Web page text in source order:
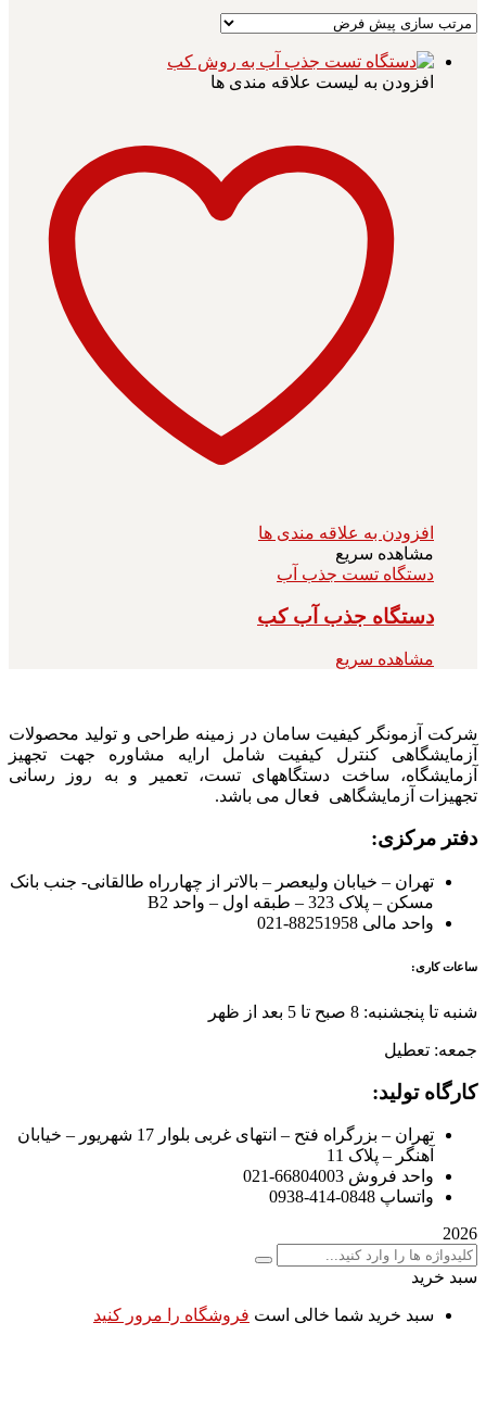
افزودن به لیست علاقه مندی ها
افزودن به علاقه مندی ها
مشاهده سریع
دستگاه تست جذب آب
دستگاه جذب آب کب
مشاهده سریع
شرکت آزمونگر کیفیت سامان در زمینه طراحی و تولید محصولات
آزمایشگاهی کنترل کیفیت شامل ارایه مشاوره جهت تجهیز
آزمایشگاه، ساخت دستگاههای تست، تعمیر و به روز رسانی
تجهیزات آزمایشگاهی فعال می باشد.
دفتر مرکزی:
تهران – خیابان ولیعصر – بالاتر از چهارراه طالقانی- جنب بانک
مسکن – پلاک 323 – طبقه اول – واحد B2
واحد مالی 88251958-021
ساعات کاری:
شنبه تا پنجشنبه: 8 صبح تا 5 بعد از ظهر
جمعه: تعطیل
کارگاه تولید:
تهران – بزرگراه فتح – انتهای غربی بلوار 17 شهریور – خیابان
آهنگر – پلاک 11
واحد فروش 66804003-021
واتساپ 0848-414-0938
2026
سبد خرید
سبد خرید شما خالی است فروشگاه را مرور کنید